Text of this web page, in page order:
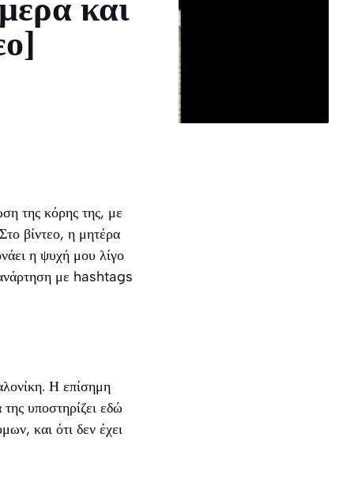
και
της κόρης της, με
βίντεο, η μητέρα
η ψυχή μου λίγο
ανάρτηση με hashtags
Η επίσημη
υποστηρίζει εδώ
και ότι δεν έχει